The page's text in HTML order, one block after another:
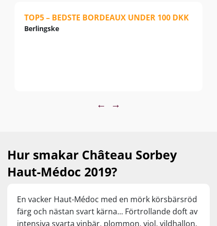
Jancis Robinson, Master of Wine Det spännande "petit
chateauet" Chateau Sorbey drivs av familjen Meyre,
generationen Nathalie och Julien Meyre som, med
TOP5 – BEDSTE BORDEAUX UNDER 100 DKK
Berlingske
← →
Hur smakar Château Sorbey
Haut-Médoc 2019?
En vacker Haut-Médoc med en mörk körsbärsröd
färg och nästan svart kärna... Förtrollande doft av
intensiva svarta vinbär, plommon, viol, vildhallon,